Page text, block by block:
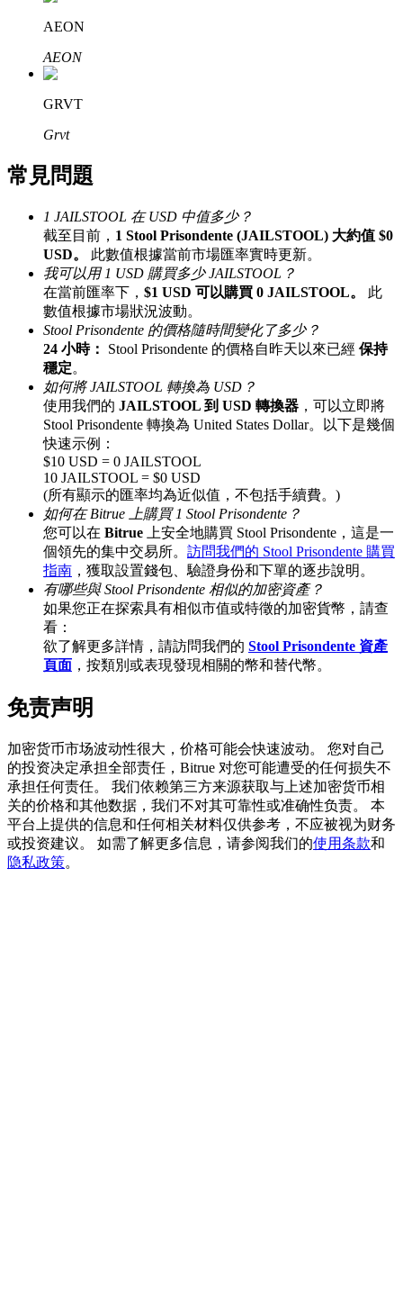
Bitrue渠道合伙人
最高達65%佣金！
邀请好友
邀請朋友獲得現金獎勵
BTC 專享獎勵
BTC 專享獎勵
充值並交易BTC瓜分 25,000 USDT 獎池！
充值CASHCAT & 赢取
瓜分 500000 CASHCAT 獎池
AEON
AEON
GRVT
Grvt
常見問題
1 JAILSTOOL 在 USD 中值多少？
截至目前， 1 Stool Prisondente (JAILSTOOL) 大約值 $0
USD。
此數值根據當前市場匯率實時更新。
我可以用 1 USD 購買多少 JAILSTOOL？
在當前匯率下， $1 USD 可以購買 0 JAILSTOOL。
此
數值根據市場狀況波動。
Stool Prisondente 的價格隨時間變化了多少？
24 小時：
Stool Prisondente 的價格自昨天以來已經 保持
穩定。
如何將 JAILSTOOL 轉換為 USD？
使用我們的 JAILSTOOL 到 USD 轉換器 ，可以立即將
Stool Prisondente 轉換為 United States Dollar。以下是幾個
快速示例：
$10 USD = 0 JAILSTOOL
10 JAILSTOOL = $0 USD
(所有顯示的匯率均為近似值，不包括手續費。)
如何在 Bitrue 上購買 1 Stool Prisondente？
您可以在 Bitrue 上安全地購買 Stool Prisondente，這是一
個領先的集中交易所。 訪問我們的 Stool Prisondente 購買
指南 ，獲取設置錢包、驗證身份和下單的逐步說明。
有哪些與 Stool Prisondente 相似的加密資產？
如果您正在探索具有相似市值或特徵的加密貨幣，請查
看：
欲了解更多詳情，請訪問我們的 Stool Prisondente 資產
頁面 ，按類別或表現發現相關的幣和替代幣。
免责声明
加密货币市场波动性很大，价格可能会快速波动。 您对自己
的投资决定承担全部责任，Bitrue 对您可能遭受的任何损失不
承担任何责任。 我们依赖第三方来源获取与上述加密货币相
关的价格和其他数据，我们不对其可靠性或准确性负责。 本
平台上提供的信息和任何相关材料仅供参考，不应被视为财务
或投资建议。 如需了解更多信息，请参阅我们的使用条款和
隐私政策。